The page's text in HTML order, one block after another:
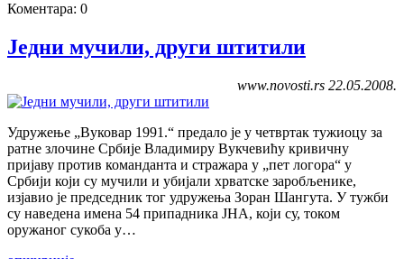
Коментара: 0
Једни мучили, други штитили
www.novosti.rs 22.05.2008.
Удружење „Вуковар 1991.“ предало је у четвртак тужиоцу за
ратне злочине Србије Владимиру Вукчевићу кривичну
пријаву против команданта и стражара у „пет логора“ у
Србији који су мучили и убијали хрватске заробљенике,
изјавио је председник тог удружења Зоран Шангута. У тужби
су наведена имена 54 припадника ЈНА, који су, током
оружаног сукоба у…